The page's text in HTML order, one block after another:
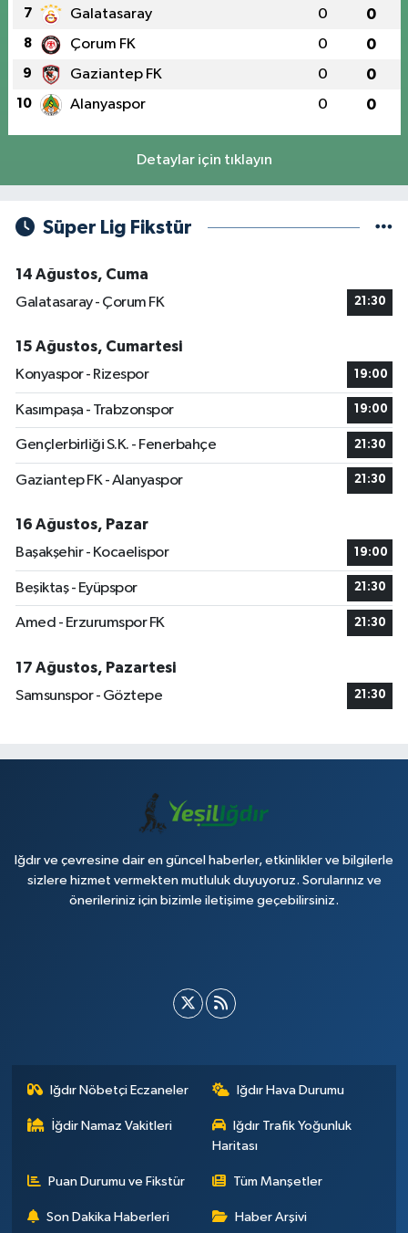
7 Galatasaray 0 0
8 Çorum FK 0 0
9 Gaziantep FK 0 0
10 Alanyaspor 0 0
Detaylar için tıklayın
Süper Lig Fikstür
14 Ağustos, Cuma
Galatasaray - Çorum FK
21:30
15 Ağustos, Cumartesi
Konyaspor - Rizespor
19:00
Kasımpaşa - Trabzonspor 19:00
Gençlerbirliği S.K. - Fenerbahçe 21:30
Gaziantep FK - Alanyaspor 21:30
16 Ağustos, Pazar
Başakşehir - Kocaelispor
19:00
Beşiktaş - Eyüpspor 21:30
Amed - Erzurumspor FK 21:30
17 Ağustos, Pazartesi
Samsunspor - Göztepe
21:30
Iğdır ve çevresine dair en güncel haberler, etkinlikler ve bilgilerle
sizlere hizmet vermekten mutluluk duyuyoruz. Sorularınız ve
önerileriniz için bizimle iletişime geçebilirsiniz.
Iğdır Nöbetçi Eczaneler Iğdır Hava Durumu
İğdir Namaz Vakitleri
Iğdır Trafik Yoğunluk
Haritası
Puan Durumu ve Fikstür Tüm Manşetler
Son Dakika Haberleri Haber Arşivi